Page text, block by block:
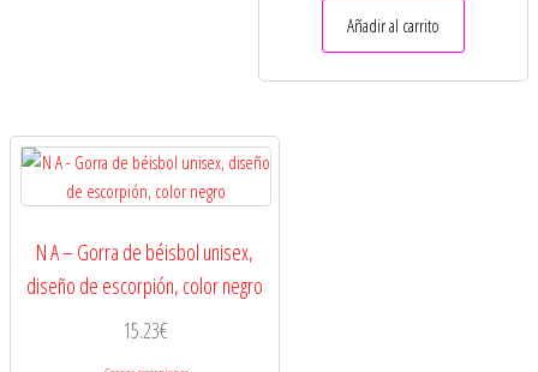
Añadir al carrito
N A – Gorra de béisbol unisex,
diseño de escorpión, color negro
15.23€